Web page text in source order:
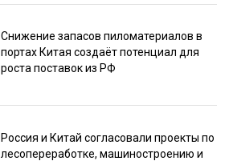
Снижение запасов пиломатериалов в
портах Китая создаёт потенциал для
роста поставок из РФ
Россия и Китай согласовали проекты по
лесопереработке, машиностроению и